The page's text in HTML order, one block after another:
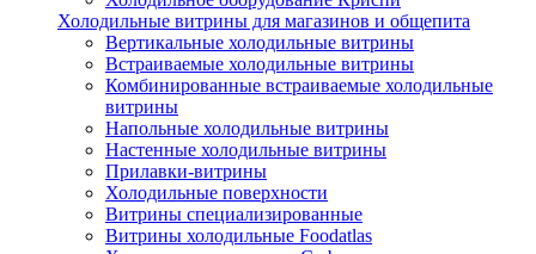
Холодильные витрины для магазинов и общепита
Вертикальные холодильные витрины
Встраиваемые холодильные витрины
Комбинированные встраиваемые холодильные
витрины
Напольные холодильные витрины
Настенные холодильные витрины
Прилавки-витрины
Холодильные поверхности
Витрины специализированные
Витрины холодильные Foodatlas